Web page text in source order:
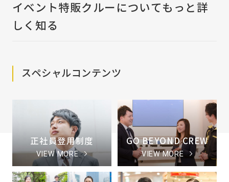
イベント特販クルーについてもっと詳
しく知る
スペシャルコンテンツ
正社員登用制度
VIEW MORE
GO BEYOND CREW
VIEW MORE